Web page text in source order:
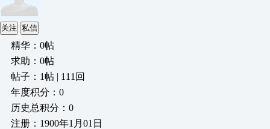
关注 私信
精华：0帖
求助：0帖
帖子：1帖 | 111回
年度积分：0
历史总积分：0
注册：1900年1月01日